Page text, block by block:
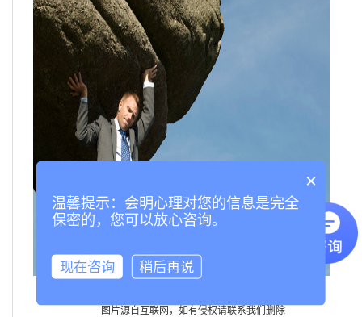
图片源自互联网，如有侵权请联系我们删除
×
温馨提示：会明心理对您的信息是完全
保密的，您可以放心咨询。
现在咨询 稍后再说